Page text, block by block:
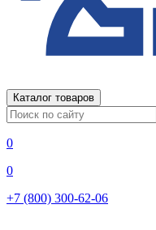
Каталог товаров
0
0
+7 (800) 300-62-06